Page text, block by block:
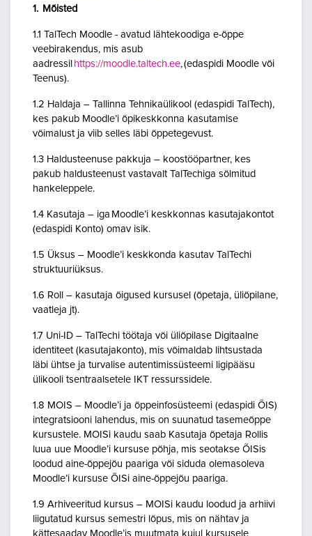
1. Mõisted
1.1 TalTech Moodle - avatud lähtekoodiga e-õppe
veebirakendus, mis asub
aadressil https://moodle.taltech.ee, (edaspidi Moodle või
Teenus).
1.2 Haldaja – Tallinna Tehnikaülikool (edaspidi TalTech),
kes pakub Moodle’i õpikeskkonna kasutamise
võimalust ja viib selles läbi õppetegevust.
1.3 Haldusteenuse pakkuja – koostööpartner, kes
pakub haldusteenust vastavalt TalTechiga sõlmitud
hankeleppele.
1.4 Kasutaja – iga Moodle’i keskkonnas kasutajakontot
(edaspidi Konto) omav isik.
1.5 Üksus – Moodle’i keskkonda kasutav TalTechi
struktuuriüksus.
1.6 Roll – kasutaja õigused kursusel (õpetaja, üliõpilane,
vaatleja jt).
1.7 Uni-ID – TalTechi töötaja või üliõpilase Digitaalne
identiteet (kasutajakonto), mis võimaldab lihtsustada
läbi ühtse ja turvalise autentimissüsteemi ligipääsu
ülikooli tsentraalsetele IKT ressurssidele.
1.8 MOIS – Moodle’i ja õppeinfosüsteemi (edaspidi ÕIS)
integratsiooni lahendus, mis on suunatud tasemeõppe
kursustele. MOISi kaudu saab Kasutaja õpetaja Rollis
luua uue Moodle’i kursuse põhja, mis seotakse ÕISis
loodud aine-õppejõu paariga või siduda olemasoleva
Moodle’i kursuse ÕISi aine-õppejõu paariga.
1.9 Arhiveeritud kursus – MOISi kaudu loodud ja arhiivi
liigutatud kursus semestri lõpus, mis on nähtav ja
kättesaadav Moodle’is muutmata kujul kursusele